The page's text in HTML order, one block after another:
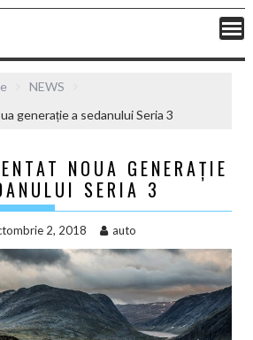
NEWS
generație a sedanului Seria 3
NOUA GENERAȚIE
SERIA 3
2, 2018 auto